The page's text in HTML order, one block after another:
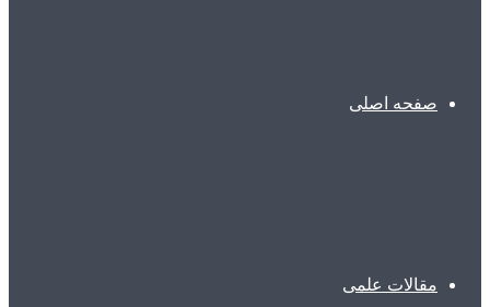
صفحه اصلی
مقالات علمی